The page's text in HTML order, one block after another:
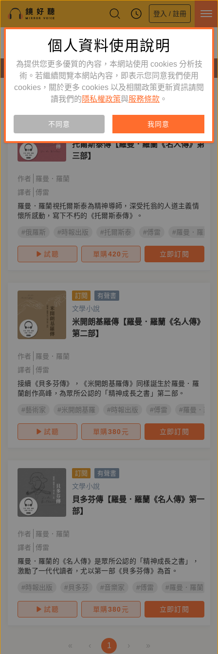
登入 / 註冊
鏡好聽全新APP上線
體驗全面升級，即刻下載
有聲書
名人傳 新到舊 舊到新
有聲書
托爾斯泰傳【羅曼．羅蘭《名人傳》第
三部】
作者
羅曼．羅蘭
譯者
傅雷
羅曼．羅蘭視托爾斯泰為精神導師，深受托翁的人道主義情
懷所感動，寫下不朽的《托爾斯泰傳》。
#俄羅斯 #時報出版 #托爾斯泰 #傅雷 #羅曼．羅蘭
試聽 單購420 元 立即訂閱
訂閱 有聲書
文學小說
米開朗基羅傳【羅曼．羅蘭《名人傳》
第二部】
作者
羅曼．羅蘭
譯者
傅雷
接續《貝多芬傳》，《米開朗基羅傳》同樣誕生於羅曼．羅
蘭創作高峰，為眾所公認的「精神成長之書」第二部。
#藝術家 #米開朗基羅 #時報出版 #傅雷 #羅曼．羅蘭
試聽 單購380 元 立即訂閱
訂閱 有聲書
文學小說
貝多芬傳【羅曼．羅蘭《名人傳》第一
部】
作者
羅曼．羅蘭
譯者
傅雷
羅曼．羅蘭的《名人傳》是眾所公認的「精神成長之書」，
激勵了一代代讀者，尤以第一部《貝多芬傳》為首。
#時報出版 #貝多芬 #音樂家 #傅雷 #羅曼．羅蘭
試聽 單購380 元 立即訂閱
« ‹ 1 › »
個人資料使用說明
為提供您更多優質的內容，本網站使用 cookies 分析技
術。若繼續閱覽本網站內容，即表示您同意我們使用
cookies，關於更多 cookies 以及相關政策更新資訊請閱
讀我們的 隱私權政策與服務條款 。
不同意 我同意